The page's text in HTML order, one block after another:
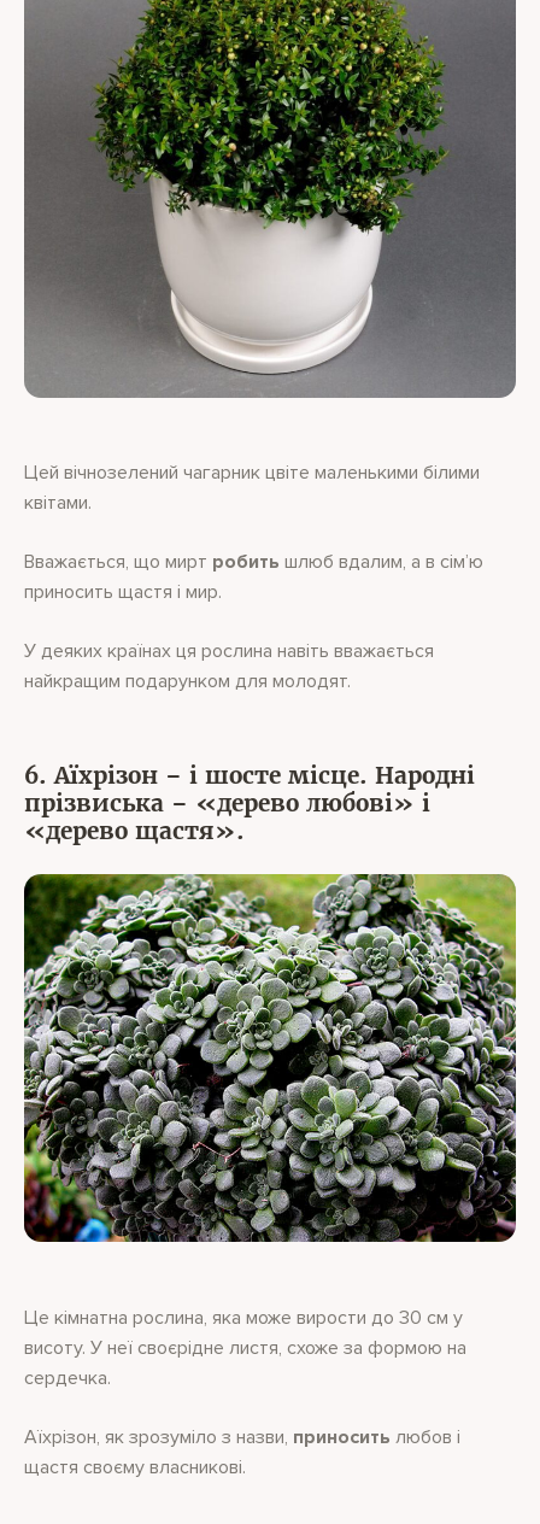
Цей вічнозелений чагарник цвіте маленькими білими
квітами.
Вважається, що мирт робить шлюб вдалим, а в сім’ю
приносить щастя і мир.
У деяких країнах ця рослина навіть вважається
найкращим подарунком для молодят.
6. Аїхрізон – і шосте місце. Народні
прізвиська – «дерево любові» і
«дерево щастя».
Це кімнатна рослина, яка може вирости до 30 см у
висоту. У неї своєрідне листя, схоже за формою на
сердечка.
Аїхрізон, як зрозуміло з назви, приносить любов і
щастя своєму власникові.